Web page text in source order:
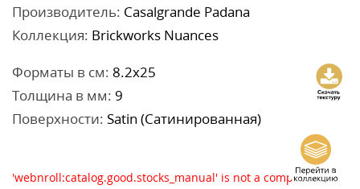
Производитель: Casalgrande Padana
Коллекция: Brickworks Nuances
Форматы в см: 8.2x25
Толщина в мм: 9
Поверхности: Satin (Сатинированная)
'webnroll:catalog.good.stocks_manual' is not a component